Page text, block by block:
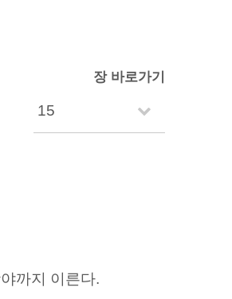
장 바로가기
까지 이른다.